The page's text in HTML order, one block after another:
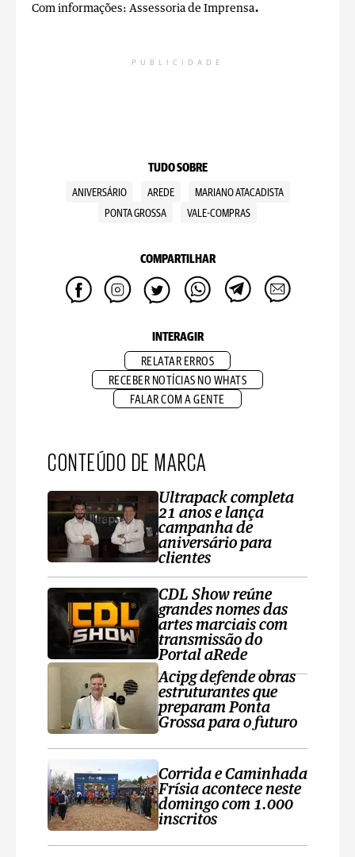
Com informações: Assessoria de Imprensa.
PUBLICIDADE
TUDO SOBRE
ANIVERSÁRIO AREDE
MARIANO ATACADISTA
PONTA GROSSA
VALE-COMPRAS
COMPARTILHAR
INTERAGIR
RELATAR ERROS
RECEBER NOTÍCIAS NO WHATS
FALAR COM A GENTE
CONTEÚDO DE MARCA
Ultrapack completa
21 anos e lança
campanha de
aniversário para
clientes
CDL Show reúne
grandes nomes das
artes marciais com
transmissão do
Portal aRede
Acipg defende obras
estruturantes que
preparam Ponta
Grossa para o futuro
Corrida e Caminhada
Frísia acontece neste
domingo com 1.000
inscritos